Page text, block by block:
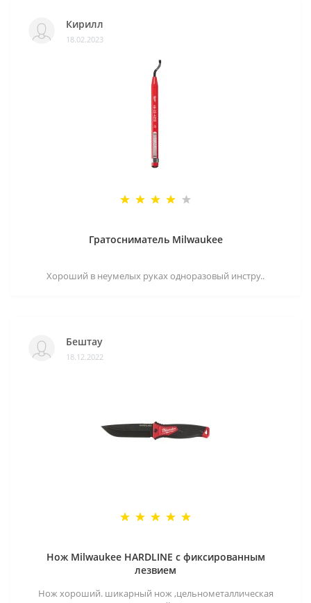
Кирилл
18.02.2023
Гратосниматель Milwaukee
Хороший в неумелых руках одноразовый инстру..
Бештау
18.12.2022
Нож Milwaukee HARDLINE с фиксированным
лезвием
Нож хороший. шикарный нож ,цельнометаллическая